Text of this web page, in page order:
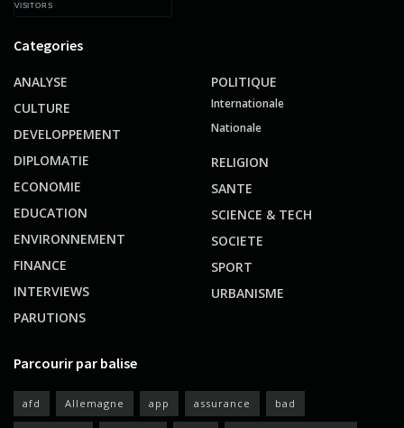
VISITORS
Categories
ANALYSE
CULTURE
DEVELOPPEMENT
DIPLOMATIE
ECONOMIE
EDUCATION
ENVIRONNEMENT
FINANCE
INTERVIEWS
PARUTIONS
POLITIQUE
Internationale
Nationale
RELIGION
SANTE
SCIENCE & TECH
SOCIETE
SPORT
URBANISME
Parcourir par balise
afd Allemagne app assurance bad